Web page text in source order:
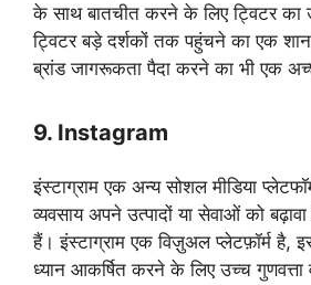
के साथ बातचीत करने के लिए ट्विटर
ट्विटर बड़े दर्शकों तक पहुंचने का एक
ब्रांड जागरूकता पैदा करने का भी एक
9. Instagram
इंस्टाग्राम एक अन्य सोशल मीडिया
व्यवसाय अपने उत्पादों या सेवाओं को
हैं। इंस्टाग्राम एक विज़ुअल प्लेटफ़ॉर्म है,
ध्यान आकर्षित करने के लिए उच्च गुणवत्ता